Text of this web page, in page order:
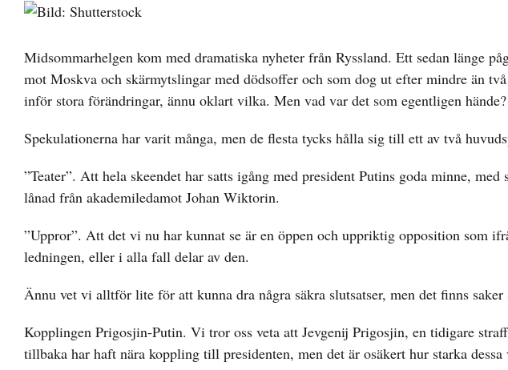
Visa
bild
Midsommarhelgen kom med dramatiska nyheter från Ryssland. Ett sedan länge
mot Moskva och skärmytslingar med dödsoffer och som dog ut efter mindre än
inför stora förändringar, ännu oklart vilka. Men vad var det som egentligen hände?
Spekulationerna har varit många, men de flesta tycks hålla sig till ett av två
”Teater”. Att hela skeendet har satts igång med president Putins goda minne,
lånad från akademiledamot Johan Wiktorin.
”Uppror”. Att det vi nu har kunnat se är en öppen och uppriktig opposition som
ledningen, eller i alla fall delar av den.
Ännu vet vi alltför lite för att kunna dra några säkra slutsatser, men det finns
Kopplingen Prigosjin-Putin. Vi tror oss veta att Jevgenij Prigosjin, en tidigare
tillbaka har haft nära koppling till presidenten, men det är osäkert hur starka dessa